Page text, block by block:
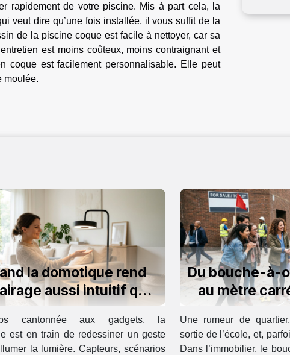
rapidement de votre piscine. Mis à part cela, la
veut dire qu’une fois installée, il vous suffit de la
de la piscine coque est facile à nettoyer, car sa
est moins coûteux, moins contraignant et
coque est facilement personnalisable. Elle peut
moulée.
la domotique rend
aussi intuitif que
l’humain
cantonnée aux gadgets, la
est en train de redessiner un geste
la lumière. Capteurs, scénarios
Du bouche-à-
au mètre
impact
Une rumeur de
sortie de l’école, et,
Dans l’immobilier, le